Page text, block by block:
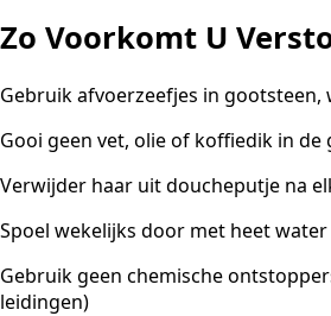
Zo Voorkomt U
Gebruik afvoerzeefjes in gootsteen,
Gooi geen vet, olie of koffiedik in de
Verwijder haar uit doucheputje na
Spoel wekelijks door met heet
Gebruik geen chemische
leidingen)